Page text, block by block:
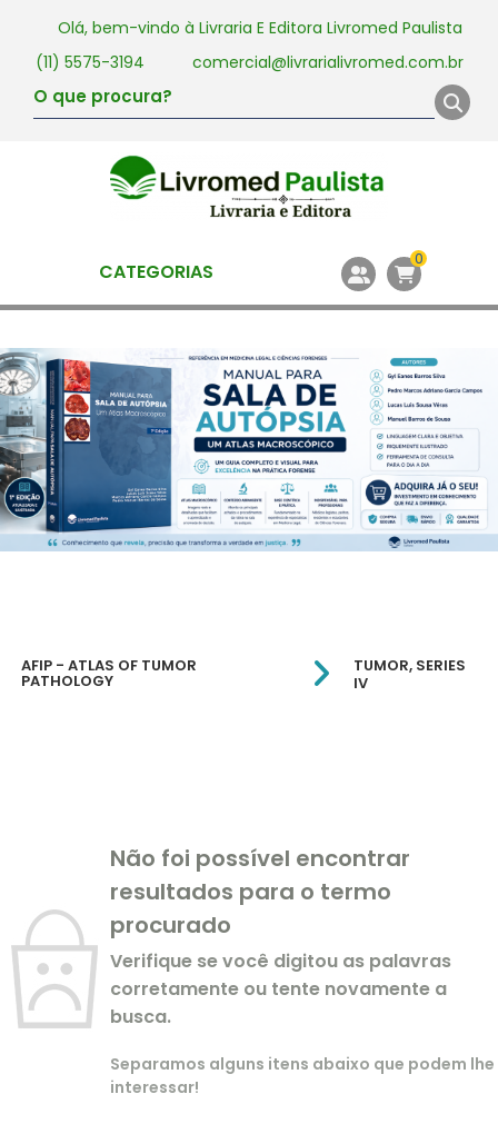
Olá, bem-vindo à Livraria E Editora Livromed Paulista
(11) 5575-3194
comercial@livrarialivromed.com.br
CATEGORIAS 0
AFIP - ATLAS OF TUMOR
PATHOLOGY
TUMOR, SERIES
IV
Não foi possível encontrar
resultados para o termo
procurado
Verifique se você digitou as palavras
corretamente ou tente novamente a
busca.
Separamos alguns itens abaixo que podem lhe
interessar!